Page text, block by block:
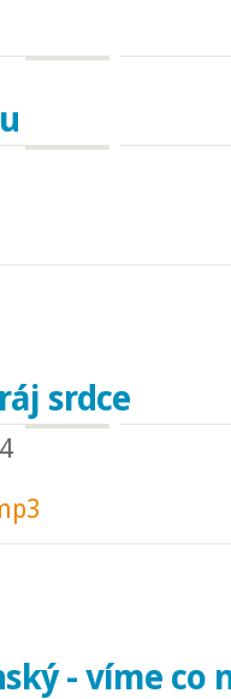
srdce
- víme co